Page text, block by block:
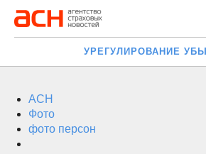
УРЕГУЛИРОВАНИЕ
АСН
Фото
фото персон